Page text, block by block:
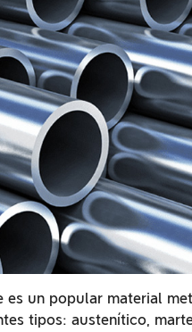
es un popular material
tipos: austenítico,